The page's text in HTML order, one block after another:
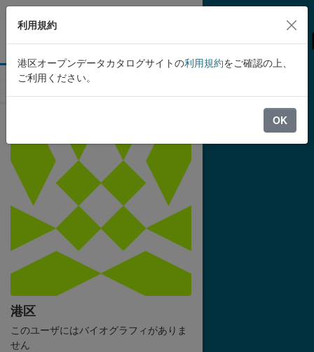
Skip to main content
ユーザ
港区
このユーザにはバイオグラフィがありま
せん
利用規約
港区オープンデータカタログサイトの利用規約をご確認の上、
ご利用ください。
OK